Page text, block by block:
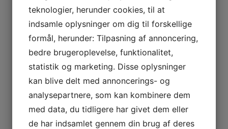
meget bredt og vi elsker også en god
udfordring.
Kontakt os
teknologier, herunder cookies, til at
indsamle oplysninger om dig til forskellige
formål, herunder: Tilpasning af annoncering,
bedre brugeroplevelse, funktionalitet,
statistik og marketing. Disse oplysninger
kan blive delt med annoncerings- og
analysepartnere, som kan kombinere dem
med data, du tidligere har givet dem eller
de har indsamlet gennem din brug af deres